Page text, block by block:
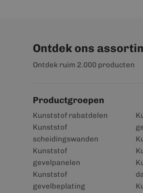
Ontdek ons
Ontdek ruim 2.000 producten
Productgroepen
Kunststof rabatdelen
Kunststof
scheidingswanden
Kunststof
gevelpanelen
Kunststof
gevelbeplating